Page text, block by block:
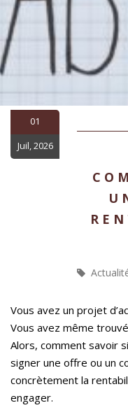
01
Juil, 2026
Vous avez un projet
Vous avez même
Alors, comment savoir
signer une offre ou un
concrètement la
engager.